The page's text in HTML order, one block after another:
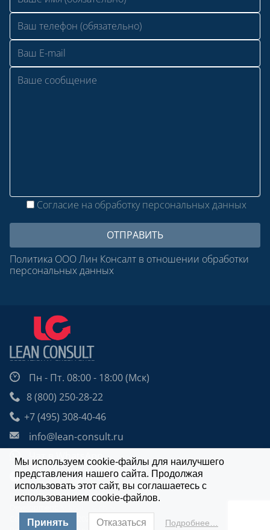
Согласие на обработку персональных данных
Политика ООО Лин Консалт в отношении обработки
персональных данных
Пн - Пт. 08:00 - 18:00 (Мск)
8 (800) 250-28-22
+7 (495) 308-40-46
info@lean-consult.ru
Чат в Telegram
Design: Alexei Utkin
Copyright © 2009 - 2026 | Lean Consult.
Мы используем cookie-файлы для наилучшего
представления нашего сайта. Продолжая
использовать этот сайт, вы соглашаетесь с
использованием cookie-файлов.
Принять Отказаться Подробнее…